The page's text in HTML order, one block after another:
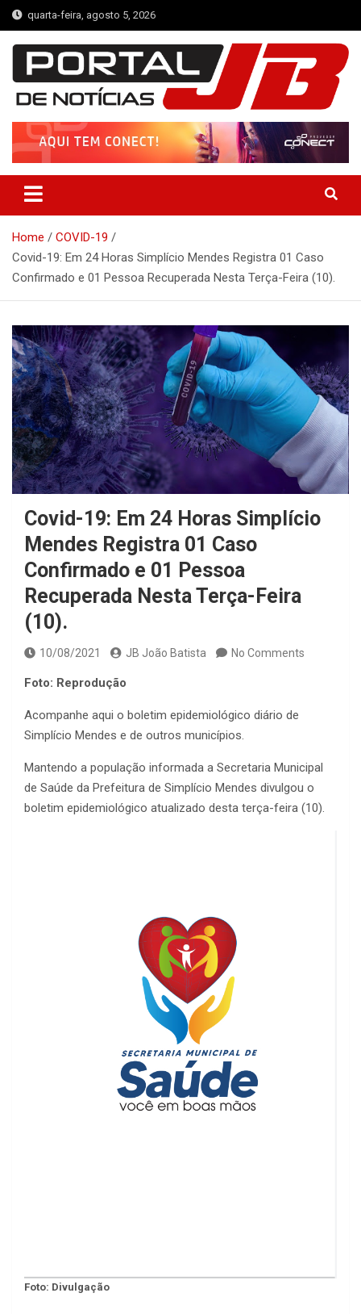
Skip
to
content
quarta-feira, agosto 5, 2026
Portal de Notícias JB
Notícias de Simplício Mendes e Região
Home
COVID-19
Covid-19: Em 24 Horas Simplício Mendes Registra 01 Caso
Confirmado e 01 Pessoa Recuperada Nesta Terça-Feira (10).
Covid-19: Em 24 Horas Simplício
Mendes Registra 01 Caso
Confirmado e 01 Pessoa
Recuperada Nesta Terça-Feira
(10).
10/08/2021 JB João Batista No Comments
Foto: Reprodução
Acompanhe aqui o boletim epidemiológico diário de
Simplício Mendes e de outros municípios.
Mantendo a população informada a Secretaria Municipal
de Saúde da Prefeitura de Simplício Mendes divulgou o
boletim epidemiológico atualizado desta terça-feira (10).
Foto: Divulgação